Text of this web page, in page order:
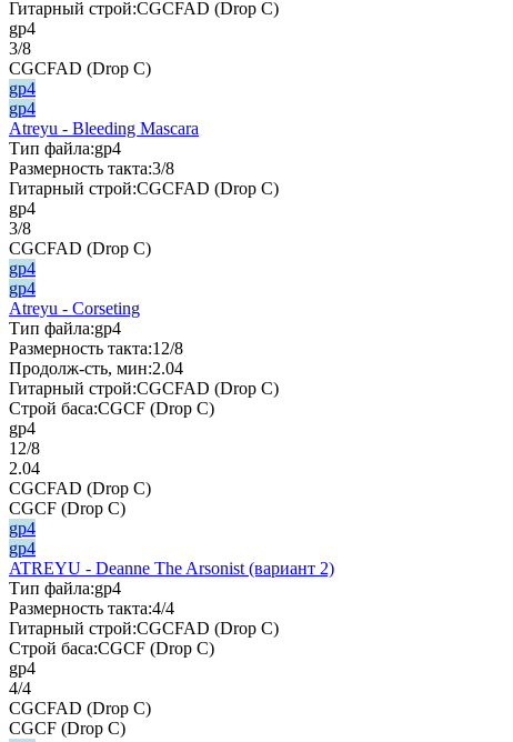
Гитарный строй:CGCFAD (Drop C)
gp4
3/8
CGCFAD (Drop C)
gp4
gp4
Atreyu - Bleeding Mascara
Тип файла:gp4
Размерность такта:3/8
Гитарный строй:CGCFAD (Drop C)
gp4
3/8
CGCFAD (Drop C)
gp4
gp4
Atreyu - Corseting
Тип файла:gp4
Размерность такта:12/8
Продолж-сть, мин:2.04
Гитарный строй:CGCFAD (Drop C)
Строй баса:CGCF (Drop C)
gp4
12/8
2.04
CGCFAD (Drop C)
CGCF (Drop C)
gp4
gp4
ATREYU - Deanne The Arsonist (вариант 2)
Тип файла:gp4
Размерность такта:4/4
Гитарный строй:CGCFAD (Drop C)
Строй баса:CGCF (Drop C)
gp4
4/4
CGCFAD (Drop C)
CGCF (Drop C)